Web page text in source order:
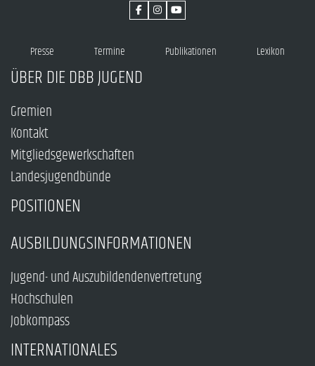
Presse Termine Publikationen Lexikon
ÜBER DIE DBB JUGEND
Gremien
Kontakt
Mitgliedsgewerkschaften
Landesjugendbünde
POSITIONEN
AUSBILDUNGSINFORMATIONEN
Jugend- und Auszubildendenvertretung
Hochschulen
Jobkompass
INTERNATIONALES